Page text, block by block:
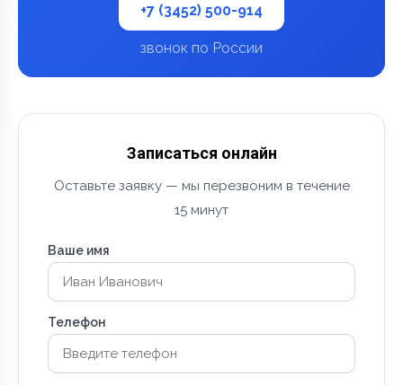
+7 (3452) 500-914
звонок по России
Записаться онлайн
Оставьте заявку — мы перезвоним в течение
15 минут
Ваше имя
Телефон